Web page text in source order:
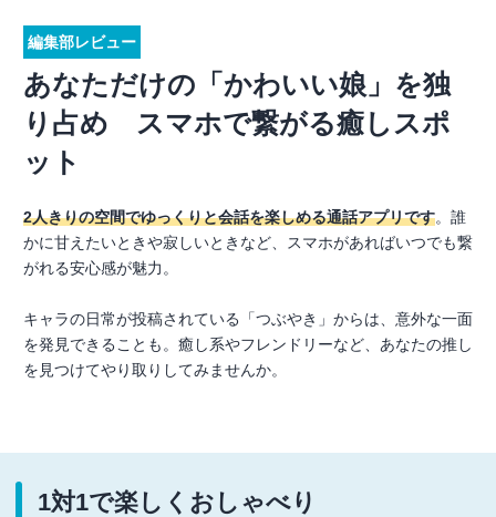
編集部レビュー
あなただけの「かわいい娘」を独
り占め スマホで繋がる癒しスポ
ット
2人きりの空間でゆっくりと会話を楽しめる通話アプリです。誰
かに甘えたいときや寂しいときなど、スマホがあればいつでも繋
がれる安心感が魅力。
キャラの日常が投稿されている「つぶやき」からは、意外な一面
を発見できることも。癒し系やフレンドリーなど、あなたの推し
を見つけてやり取りしてみませんか。
1対1で楽しくおしゃべり